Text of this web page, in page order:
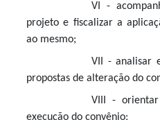
VI -
projeto e fiscalizar a
ao mesmo;
VII - analisar
propostas de alteração do
VIII -
execução do convênio;